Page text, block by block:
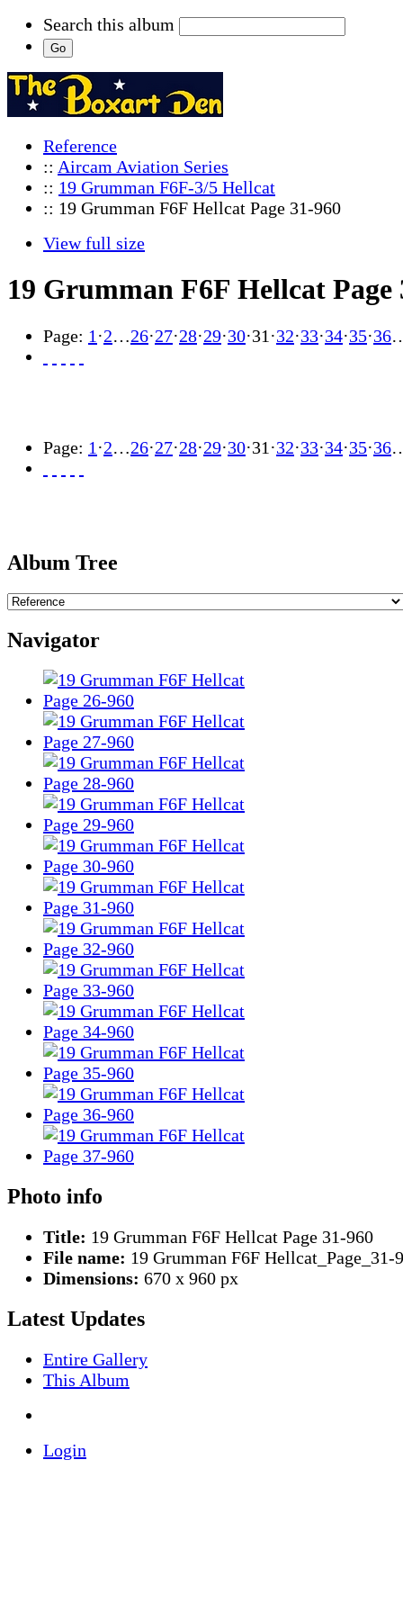
Search this album
Reference
:: Aircam Aviation Series
:: 19 Grumman F6F-3/5 Hellcat
:: 19 Grumman F6F Hellcat Page 31-960
View full size
19 Grumman F6F Hellcat Page
Page: 1 ·2…26·27·28·29·30·31 ·32·33·34·35·36
Page: 1 ·2…26·27·28·29·30·31 ·32·33·34·35·36
Album Tree
Navigator
Photo info
Title: 19 Grumman F6F Hellcat Page 31-960
File name: 19 Grumman F6F Hellcat_Page_31-
Dimensions: 670 x 960 px
Latest Updates
Entire Gallery
This Album
Login